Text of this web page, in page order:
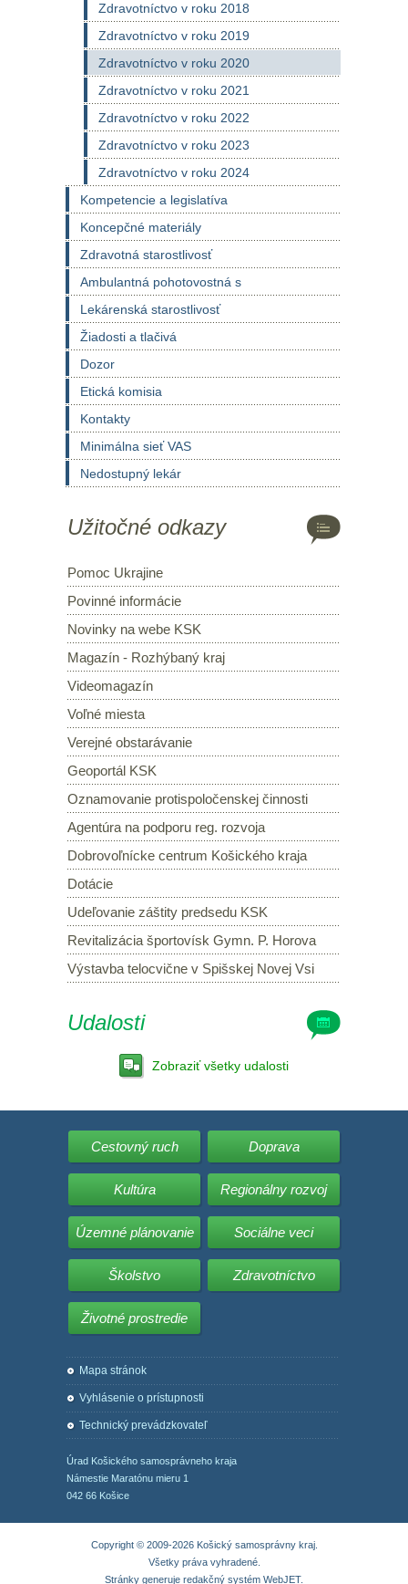
Zdravotníctvo v roku 2018
Zdravotníctvo v roku 2019
Zdravotníctvo v roku 2020
Zdravotníctvo v roku 2021
Zdravotníctvo v roku 2022
Zdravotníctvo v roku 2023
Zdravotníctvo v roku 2024
Kompetencie a legislatíva
Koncepčné materiály
Zdravotná starostlivosť
Ambulantná pohotovostná s
Lekárenská starostlivosť
Žiadosti a tlačivá
Dozor
Etická komisia
Kontakty
Minimálna sieť VAS
Nedostupný lekár
Užitočné odkazy
Pomoc Ukrajine
Povinné informácie
Novinky na webe KSK
Magazín - Rozhýbaný kraj
Videomagazín
Voľné miesta
Verejné obstarávanie
Geoportál KSK
Oznamovanie protispoločenskej činnosti
Agentúra na podporu reg. rozvoja
Dobrovoľnícke centrum Košického kraja
Dotácie
Udeľovanie záštity predsedu KSK
Revitalizácia športovísk Gymn. P. Horova
Výstavba telocvične v Spišskej Novej Vsi
Udalosti
Zobraziť všetky udalosti
Cestovný ruch Doprava
Kultúra Regionálny rozvoj
Územné plánovanie Sociálne veci
Školstvo Zdravotníctvo
Životné prostredie
Mapa stránok
Vyhlásenie o prístupnosti
Technický prevádzkovateľ
Úrad Košického samosprávneho kraja
Námestie Maratónu mieru 1
042 66 Košice
Copyright © 2009-2026 Košický samosprávny kraj.
Všetky práva vyhradené.
Stránky generuje redakčný systém WebJET.